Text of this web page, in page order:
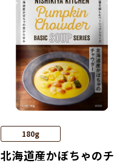
180g
北海道産かぼちゃのチ